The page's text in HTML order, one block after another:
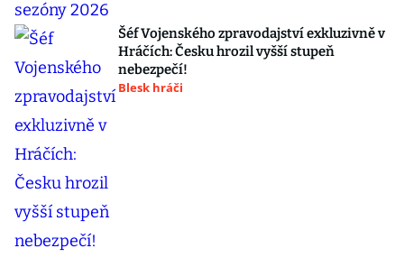
Šéf Vojenského zpravodajství exkluzivně v
Hráčích: Česku hrozil vyšší stupeň
nebezpečí!
Blesk hráči